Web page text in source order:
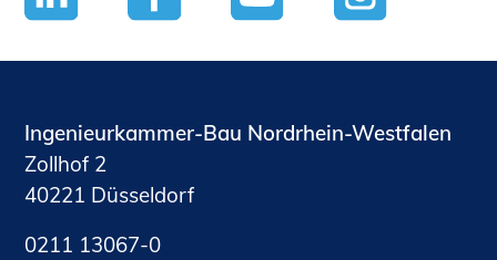
Ingenieurkammer-Bau Nordrhein-Westfalen
Zollhof 2
40221 Düsseldorf
0211 13067-0